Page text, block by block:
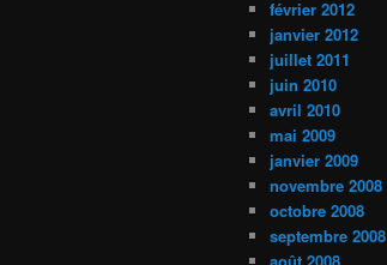
février 2012
janvier 2012
juillet 2011
juin 2010
avril 2010
mai 2009
janvier 2009
novembre 2008
octobre 2008
septembre 2008